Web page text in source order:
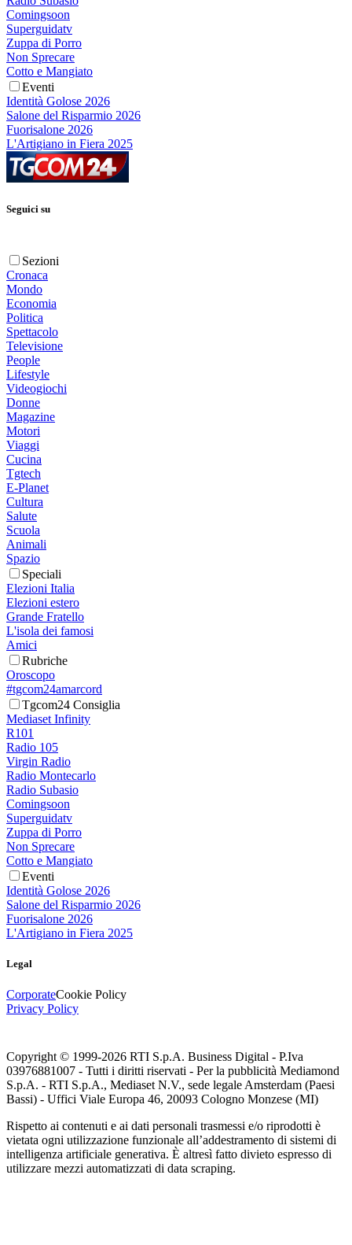
Comingsoon
Superguidatv
Zuppa di Porro
Non Sprecare
Cotto e Mangiato
Eventi
Identità Golose 2026
Salone del Risparmio 2026
Fuorisalone 2026
L'Artigiano in Fiera 2025
Seguici su
Sezioni
Cronaca
Mondo
Economia
Politica
Spettacolo
Televisione
People
Lifestyle
Videogiochi
Donne
Magazine
Motori
Viaggi
Cucina
Tgtech
E-Planet
Cultura
Salute
Scuola
Animali
Spazio
Speciali
Elezioni Italia
Elezioni estero
Grande Fratello
L'isola dei famosi
Amici
Rubriche
Oroscopo
#tgcom24amarcord
Tgcom24 Consiglia
Mediaset Infinity
R101
Radio 105
Virgin Radio
Radio Montecarlo
Radio Subasio
Comingsoon
Superguidatv
Zuppa di Porro
Non Sprecare
Cotto e Mangiato
Eventi
Identità Golose 2026
Salone del Risparmio 2026
Fuorisalone 2026
L'Artigiano in Fiera 2025
Legal
CorporateCookie Policy
Privacy Policy
Copyright © 1999-2026 RTI S.p.A. Business Digital - P.Iva
03976881007 - Tutti i diritti riservati - Per la pubblicità Mediamond
S.p.A. - RTI S.p.A., Mediaset N.V., sede legale Amsterdam (Paesi
Bassi) - Uffici Viale Europa 46, 20093 Cologno Monzese (MI)
Rispetto ai contenuti e ai dati personali trasmessi e/o riprodotti è
vietata ogni utilizzazione funzionale all’addestramento di sistemi di
intelligenza artificiale generativa. È altresì fatto divieto espresso di
utilizzare mezzi automatizzati di data scraping.